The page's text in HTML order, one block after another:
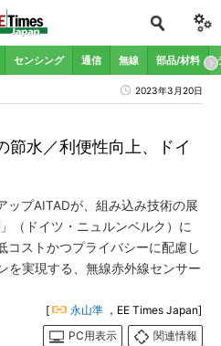
センシング 通信 無線 部品/材料
2023年3月20日
節水／利便性向上、ドイ
ップAITADが、組み込み技術の展
（ドイツ・ニュルンベルク）に
コストかつプライバシーに配慮し
を実現する、無線赤外線センサー
[ 永山準 ，EE Times Japan]
PC用表示
関連情報